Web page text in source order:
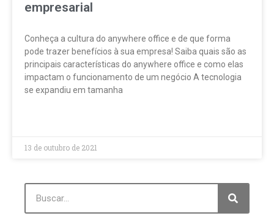
empresarial
Conheça a cultura do anywhere office e de que forma
pode trazer benefícios à sua empresa! Saiba quais são as
principais características do anywhere office e como elas
impactam o funcionamento de um negócio A tecnologia
se expandiu em tamanha
13 de outubro de 2021